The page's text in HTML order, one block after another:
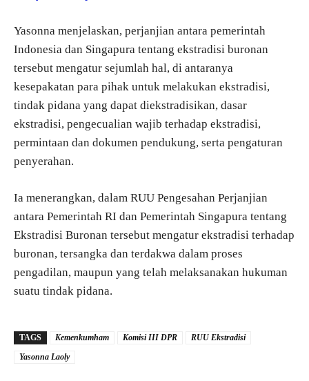
Yasonna menjelaskan, perjanjian antara pemerintah
Indonesia dan Singapura tentang ekstradisi buronan
tersebut mengatur sejumlah hal, di antaranya
kesepakatan para pihak untuk melakukan ekstradisi,
tindak pidana yang dapat diekstradisikan, dasar
ekstradisi, pengecualian wajib terhadap ekstradisi,
permintaan dan dokumen pendukung, serta pengaturan
penyerahan.
Ia menerangkan, dalam RUU Pengesahan Perjanjian
antara Pemerintah RI dan Pemerintah Singapura tentang
Ekstradisi Buronan tersebut mengatur ekstradisi terhadap
buronan, tersangka dan terdakwa dalam proses
pengadilan, maupun yang telah melaksanakan hukuman
suatu tindak pidana.
TAGS Kemenkumham Komisi III DPR
RUU Ekstradisi
Yasonna Laoly